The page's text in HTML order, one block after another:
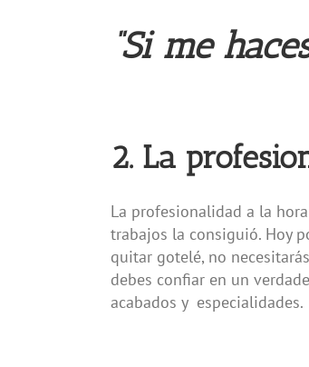
“Si me
2. La
La profesionalidad a la
trabajos la consiguió. Hoy
quitar gotelé, no
debes confiar en un
acabados y especialidades.